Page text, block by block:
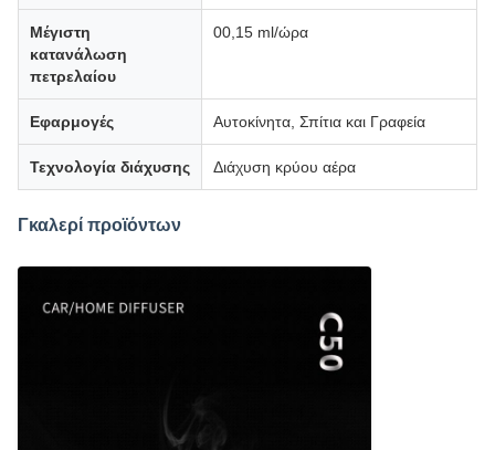
Μέγιστη
κατανάλωση
πετρελαίου
00,15 ml/ώρα
Εφαρμογές Αυτοκίνητα, Σπίτια και Γραφεία
Τεχνολογία διάχυσης Διάχυση κρύου αέρα
Γκαλερί προϊόντων